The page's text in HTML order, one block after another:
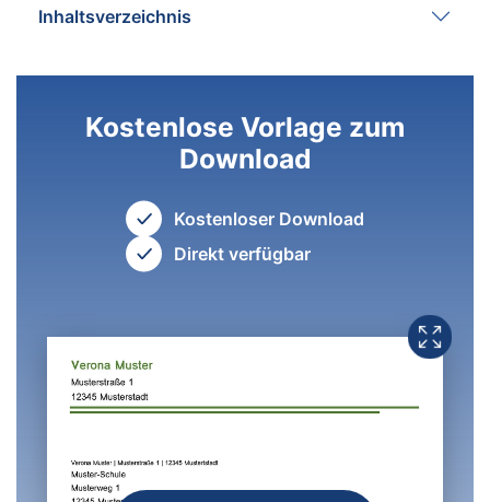
Inhaltsverzeichnis
Kostenlose Vorlage zum
Download
Kostenloser Download
Direkt verfügbar